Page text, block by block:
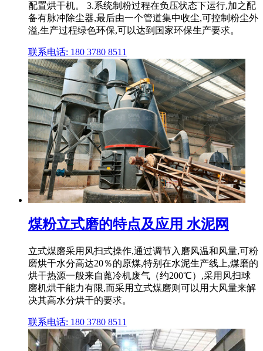
配置烘干机。 3.系统制粉过程在负压状态下运行,加之配
备有脉冲除尘器,最后由一个管道集中收尘,可控制粉尘外
溢,生产过程绿色环保,可以达到国家环保生产要求。
联系电话: 180 3780 8511
煤粉立式磨的特点及应用 水泥网
立式煤磨采用风扫式操作,通过调节入磨风温和风量,可粉
磨烘干水分高达20％的原煤,特别在水泥生产线上,煤磨的
烘干热源一般来自蓖冷机废气（约200℃）,采用风扫球
磨机烘干能力有限,而采用立式煤磨则可以用大风量来解
决其高水分烘干的要求。
联系电话: 180 3780 8511